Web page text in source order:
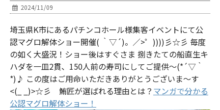
2024/11/09
埼玉県K市にあるパチンコホール様集客イベントにて公
認マグロ解体ショー開催( ｀▽´)。／>゜))))彡☆彡 毎度
の如く大盛況！ショー後はすぐさま 捌きたての船直生キ
ハダを一皿2貫、150人前の寿司にしてご提供～(*´▽｀
*)♪ この度はご用命いただきありがとうございま～す
<(_ _)>☆彡 鮪匠が選ばれる理由とは？ マンガで分かる
公認マグロ解体ショー！